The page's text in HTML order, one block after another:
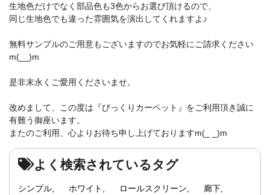
生地色だけでなく部品色も3色からお選び頂けるので、
同じ生地色でも違った雰囲気を演出してくれますよ♪
無料サンプルのご用意もございますのでお気軽にご請求ください
m(__)m
是非末永くご愛用くださいませ。
改めまして、この度は『びっくりカーペット』をご利用頂き誠に
有難う御座います。
またのご利用、心よりお待ち申し上げておりますm(_ _)m
よく検索されているタグ
シンプル ホワイト ロールスクリーン
廊下